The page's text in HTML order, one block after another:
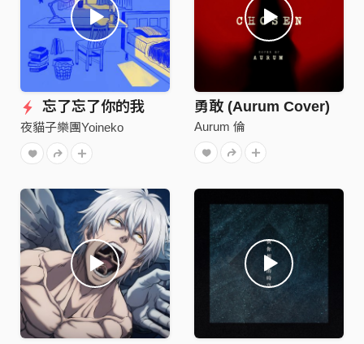
忘了忘了你的我
夜貓子樂團Yoineko
勇敢 (Aurum Cover)
Aurum 倫